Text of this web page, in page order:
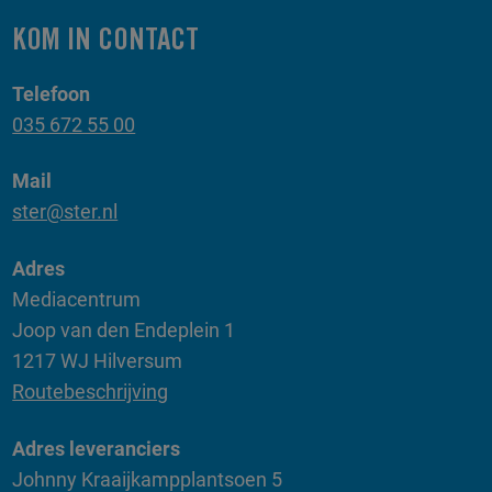
KOM IN CONTACT
Telefoon
035 672 55 00
Mail
ster@ster.nl
Adres
Mediacentrum
Joop van den Endeplein 1
1217 WJ Hilversum
Routebeschrijving
Adres leveranciers
Johnny Kraaijkampplantsoen 5